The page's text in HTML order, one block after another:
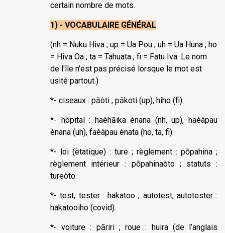
certain nombre de mots.
1) - VOCABULAIRE GÉNÉRAL
(nh = Nuku Hiva ; up = Ua Pou ; uh = Ua Huna ; ho
= Hiva Oa ; ta = Tahuata ; fi = Fatu Iva. Le nom
de l'île n'est pas précisé lorsque le mot est
usité partout.)
*- ciseaux : pāòti , pākoti (up), hiho (fi).
*- hôpital : haèhāika ènana (nh, up), haèàpau
ènana (uh), faèàpau ènata (ho, ta, fi).
*- loi (ètatique) : ture ; règlement : pōpahina ;
règlement intérieur : pōpahinaòto ; statuts :
tureòto.
*- test, tester : hakatoo ; autotest, autotester :
hakatooiho (covid).
*- voiture : pāriri ; roue : huira (de l’anglais